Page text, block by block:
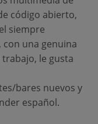
código abierto,
siempre
una genuina
le gusta
bares nuevos y
español.